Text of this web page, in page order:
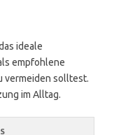
ideale
empfohlene
vermeiden solltest.
im Alltag.